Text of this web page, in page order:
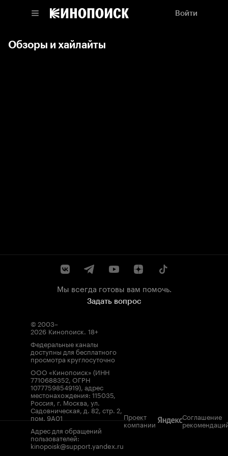
Войти
Обзоры и хайлайты
Мы всегда готовы вам помочь.
Задать вопрос
© 2003–
2026 Кинопоиск. 18+
Федеральные каналы
доступны для бесплатного
просмотра круглосуточно
ООО «Кинопоиск» (ИНН
7710688352, ОГРН
1077759854919), адрес
местонахождения: 115035,
Россия, г. Москва, ул.
Садовническая, д. 82, стр. 2,
пом. 9А01
Адрес для обращений
пользователей:
kinopoisk@support.yandex.ru
Проект
компании
Соглашение